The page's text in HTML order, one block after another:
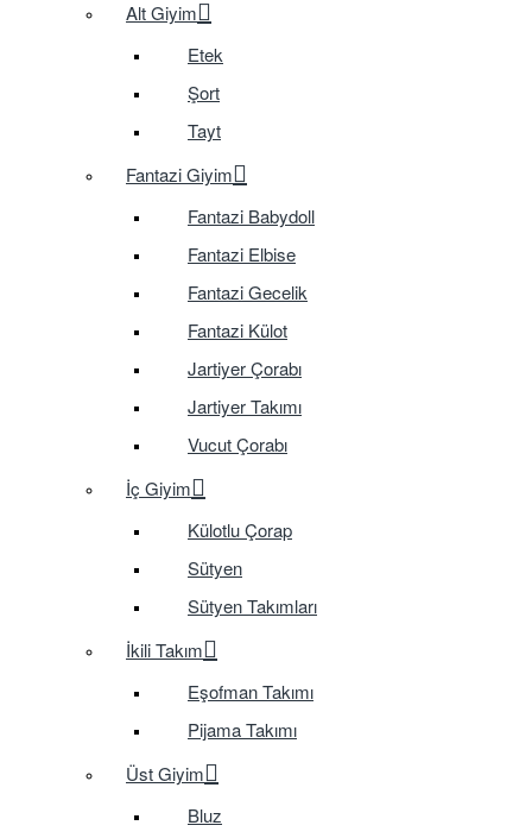
Alt Giyim
Etek
Şort
Tayt
Fantazi Giyim
Fantazi Babydoll
Fantazi Elbise
Fantazi Gecelik
Fantazi Külot
Jartiyer Çorabı
Jartiyer Takımı
Vucut Çorabı
İç Giyim
Külotlu Çorap
Sütyen
Sütyen Takımları
İkili Takım
Eşofman Takımı
Pijama Takımı
Üst Giyim
Bluz